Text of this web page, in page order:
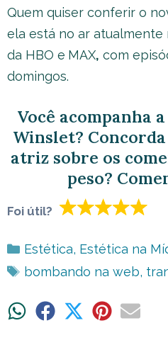
Quem quiser conferir o
ela está no ar atualmente
da HBO e MAX, com
domingos.
Você acompanha
Winslet?
atriz sobre os
peso?
Foi útil?
Categorias
Estética, Estética na
Tags
bombando na web,
ShareShare ShareShareShare